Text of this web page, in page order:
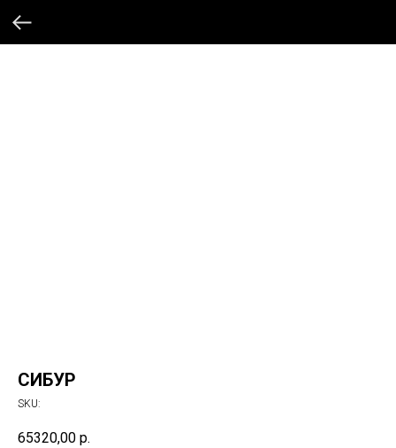
СИБУР
SKU:
65320,00 р.